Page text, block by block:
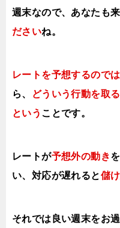
週末なので、あなたも
ださいね。
レートを予想するのでは
ら、
どういう行動を取る
という ことです。
レートが予想外の動き
い、対応が遅れると儲
それでは良い週末をお